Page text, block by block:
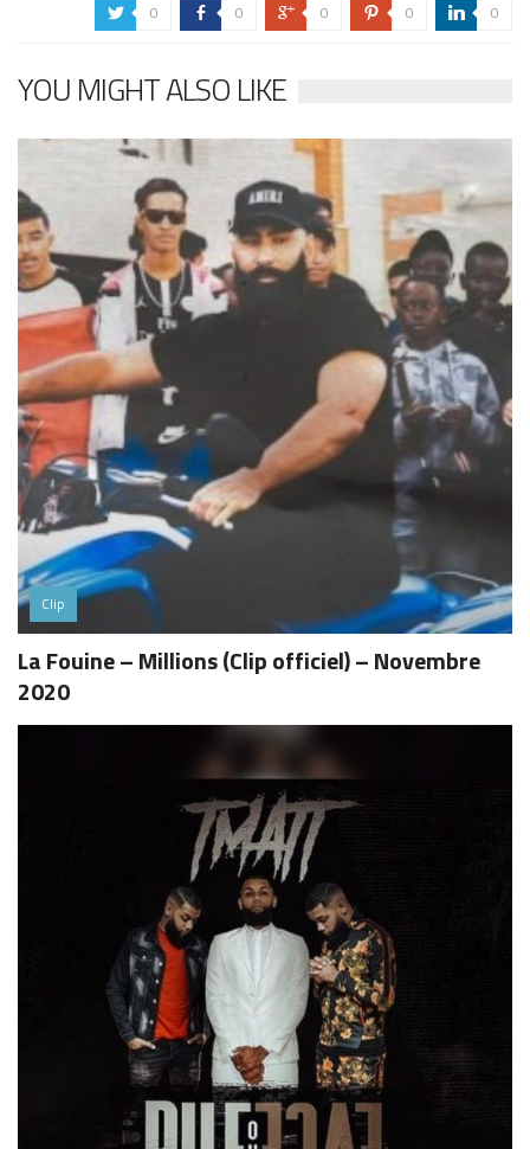
a 0 b 0 c 0 d 0 j 0
YOU MIGHT ALSO LIKE
Clip
La Fouine – Millions (Clip officiel) – Novembre
2020